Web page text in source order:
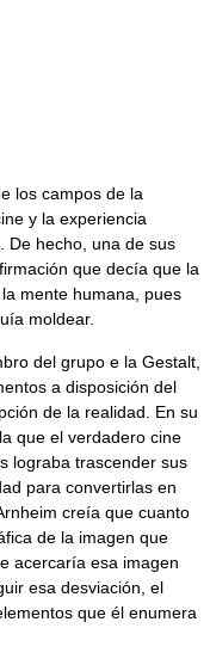
los campos de la
y la experiencia
De hecho, una de sus
que decía que la
mente humana, pues
moldear.
del grupo e la Gestalt,
a disposición del
de la realidad. En su
que el verdadero cine
lograba trascender sus
para convertirlas en
creía que cuanto
de la imagen que
acercaría esa imagen
esa desviación, el
que él enumera